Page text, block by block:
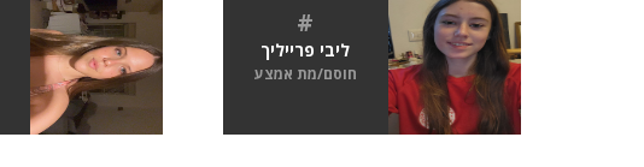
#
ליבי פרייליך
חוסם/מת אמצע